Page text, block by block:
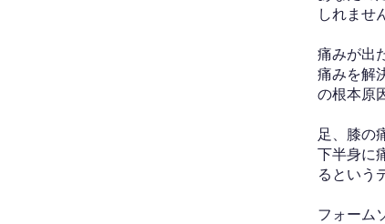
しれませ
痛みが出
痛みを解
の根本原
足、膝の
下半身に
るという
フォーム